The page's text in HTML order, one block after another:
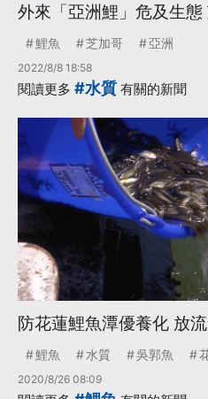
外來「亞洲鯉」危及生
鯉魚 芝加哥 亞洲
2022/8/8 18:58
閱讀更多 #水質 有關的新聞
防花蓮鯉魚潭優養化 放
鯉魚 水質 吳郭魚
2020/8/26 08:09